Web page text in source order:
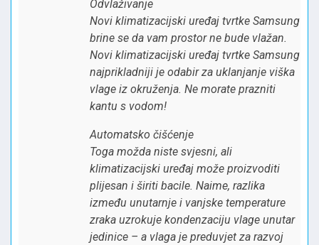
Odvlaživanje
Novi klimatizacijski uređaj tvrtke Samsung
brine se da vam prostor ne bude vlažan.
Novi klimatizacijski uređaj tvrtke Samsung
najprikladniji je odabir za uklanjanje viška
vlage iz okruženja. Ne morate prazniti
kantu s vodom!
Automatsko čišćenje
Toga možda niste svjesni, ali
klimatizacijski uređaj može proizvoditi
plijesan i širiti bacile. Naime, razlika
između unutarnje i vanjske temperature
zraka uzrokuje kondenzaciju vlage unutar
jedinice – a vlaga je preduvjet za razvoj